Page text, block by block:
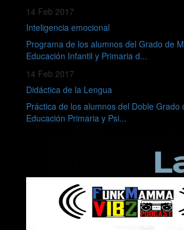
14 Feb 2017
Inteligencia emocional
Programa de los alumnos del Grado de
Educación Infantil y Primaria d...
14 Feb 2017
Didáctica de la Lengua
Práctica de los alumnos del Doble Grado
Educación Primaria y Psi...